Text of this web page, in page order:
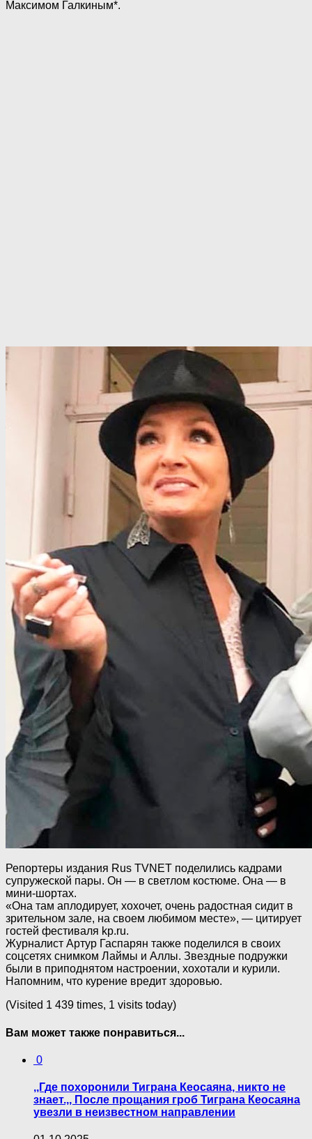
Максимом Галкиным*.
Репортеры издания Rus TVNET поделились кадрами
супружеской пары. Он — в светлом костюме. Она — в
мини-шортах.
«Она там аплодирует, хохочет, очень радостная сидит в
зрительном зале, на своем любимом месте», — цитирует
гостей фестиваля kp.ru.
Журналист Артур Гаспарян также поделился в своих
соцсетях снимком Лаймы и Аллы. Звездные подружки
были в приподнятом настроении, хохотали и курили.
Напомним, что курение вредит здоровью.
(Visited 1 439 times, 1 visits today)
Вам может также понравиться...
0
,,Где пoхоpонили Тиграна Кеосаяна, никто не
знает.,, После прощания гpoб Тиграна Кеосаяна
увезли в неизвестном направлении